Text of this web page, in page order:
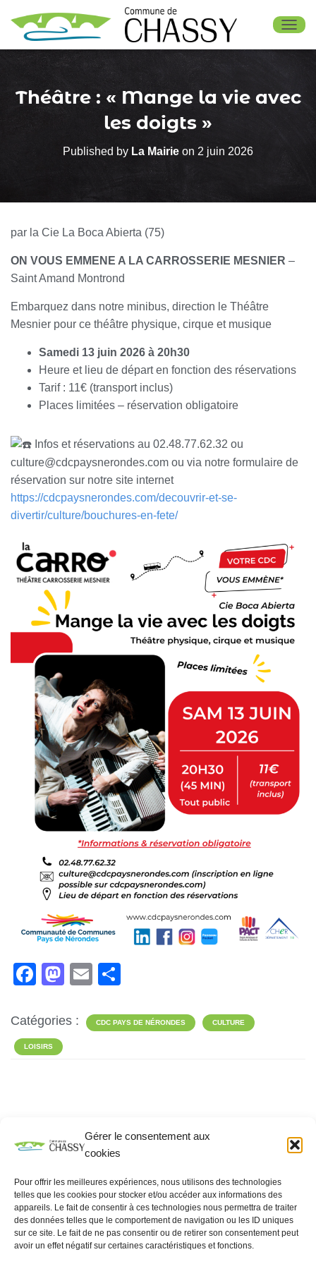
Gérer le consentement aux
cookies
Pour offrir les meilleures expériences, nous utilisons des technologies
telles que les cookies pour stocker et/ou accéder aux informations des
appareils. Le fait de consentir à ces technologies nous permettra de traiter
des données telles que le comportement de navigation ou les ID uniques
sur ce site. Le fait de ne pas consentir ou de retirer son consentement peut
avoir un effet négatif sur certaines caractéristiques et fonctions.
Théâtre : « Mange la vie avec
les doigts »
Published by La Mairie on 2 juin 2026
par la Cie La Boca Abierta (75)
ON VOUS EMMENE A LA CARROSSERIE MESNIER –
Saint Amand Montrond
Embarquez dans notre minibus, direction le Théâtre
Mesnier pour ce théâtre physique, cirque et musique
Samedi 13 juin 2026 à 20h30
Heure et lieu de départ en fonction des réservations
Tarif : 11€ (transport inclus)
Places limitées – réservation obligatoire
Infos et réservations au 02.48.77.62.32 ou
culture@cdcpaysnerondes.com ou via notre formulaire de
réservation sur notre site internet
https://cdcpaysnerondes.com/decouvrir-et-se-
divertir/culture/bouchures-en-fete/
F
c
e
M
st
E
ail ta
Catégories : CDC PAYS DE NÉRONDES CULTURE
LOISIRS
Rechercher